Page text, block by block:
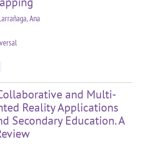
Ana
and Multi-
Reality Applications
Secondary Education. A